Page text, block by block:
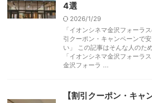
4選
2026/1/29
「イオンシネマ金沢フォーラ
引クーポン・キャンペーンで
い」 この記事はそんな人のた
「イオンシネマ金沢フォーラ
金沢フォーラ ...
【割引クーポン・キャ